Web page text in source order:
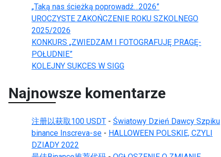
„Taką nas ścieżką poprowadź…2026”
UROCZYSTE ZAKOŃCZENIE ROKU SZKOLNEGO
2025/2026
KONKURS „ZWIEDZAM I FOTOGRAFUJĘ PRAGĘ-
POŁUDNIE”
KOLEJNY SUKCES W SIGG
Najnowsze komentarze
注册以获取100 USDT - Światowy Dzień Dawcy Szpiku
binance Inscreva-se - HALLOWEEN POLSKIE, CZYLI
DZIADY 2022